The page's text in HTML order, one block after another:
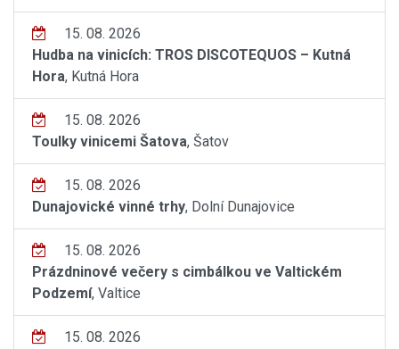
15. 08. 2026
Hudba na vinicích: TROS DISCOTEQUOS – Kutná
Hora, Kutná Hora
15. 08. 2026
Toulky vinicemi Šatova, Šatov
15. 08. 2026
Dunajovické vinné trhy, Dolní Dunajovice
15. 08. 2026
Prázdninové večery s cimbálkou ve Valtickém
Podzemí, Valtice
15. 08. 2026